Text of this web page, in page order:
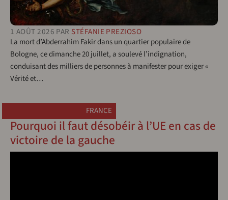
1 AOÛT 2026 PAR STÉFANIE PREZIOSO
La mort d’Abderrahim Fakir dans un quartier populaire de
Bologne, ce dimanche 20 juillet, a soulevé l’indignation,
conduisant des milliers de personnes à manifester pour exiger «
Vérité et…
FRANCE
Pourquoi il faut désobéir à l’UE en cas de
victoire de la gauche